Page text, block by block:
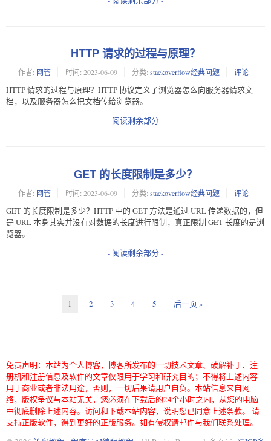
HTTP 请求的过程与原理？
作者: 网管 时间: 2023-06-09 分类: stackoverflow经典问题 评论
HTTP 请求的过程与原理？HTTP 协议定义了浏览器怎么向服务器请求文
档，以及服务器怎么把文档传给浏览器。
- 阅读剩余部分 -
GET 的长度限制是多少？
作者: 网管 时间: 2023-06-09 分类: stackoverflow经典问题 评论
GET 的长度限制是多少？HTTP 中的 GET 方法是通过 URL 传递数据的，但
是 URL 本身其实并没有对数据的长度进行限制，真正限制 GET 长度的是浏
览器。
- 阅读剩余部分 -
1 2 3 4 5 后一页 »
免责声明：本站为个人博客，博客所发布的一切技术文章、破解补丁、注
册机和注册信息及软件的文章仅限用于学习和研究目的；不得将上述内容
用于商业或者非法用途，否则，一切后果请用户自负。本站信息来自网
络，版权争议与本站无关，您必须在下载后的24个小时之内，从您的电脑
中彻底删除上述内容。访问和下载本站内容，说明您已同意上述条款。 请
支持正版软件，得到更好的正版服务。如有侵权请邮件与我们联系处理。